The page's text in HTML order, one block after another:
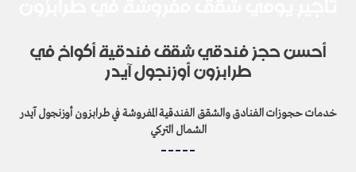
أحسن حجز فندقي شقق فندقية أكواخ في
طرابزون أوزنجول آيدر
خدمات حجوزات الفنادق والشقق الفندقية المفروشة في طرابزون أوزنجول آيدر
الشمال التركي